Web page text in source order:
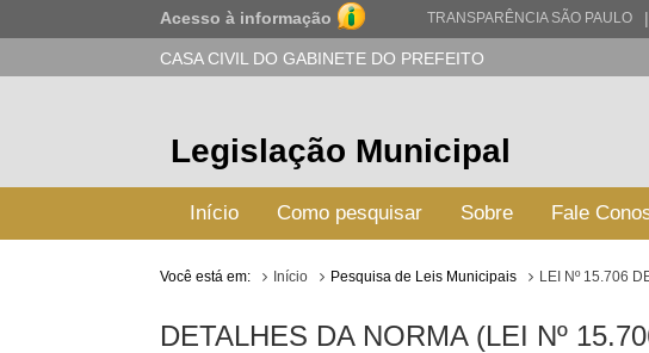
Acesso à informação TRANSPARÊNCIA SÃO PAULO |
CASA CIVIL DO GABINETE DO PREFEITO
Legislação Municipal
Início Como pesquisar Sobre Fale
Você está em: Início Pesquisa de Leis Municipais LEI Nº 15.706
DETALHES DA NORMA (LEI Nº